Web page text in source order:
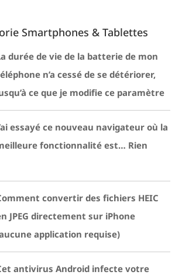
Smartphones & Tablettes
durée de vie de la batterie de mon
n’a cessé de se détériorer,
ce que je modifie ce paramètre
essayé ce nouveau navigateur où la
fonctionnalité est… Rien
convertir des fichiers HEIC
JPEG directement sur iPhone
application requise)
antivirus Android infecte votre